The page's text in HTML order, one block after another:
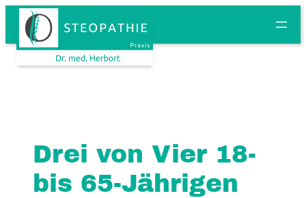
Drei von Vier 18-
bis 65-Jährigen